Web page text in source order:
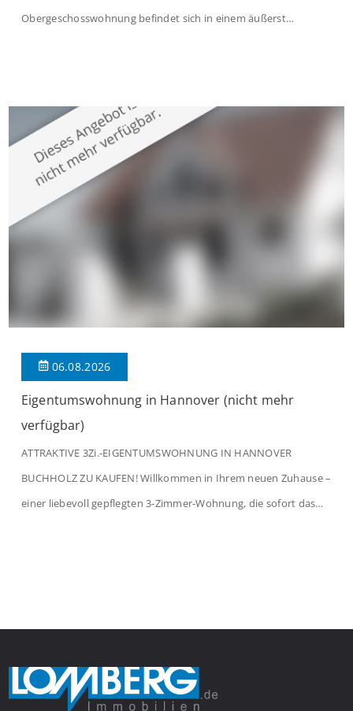
Obergeschosswohnung befindet sich in einem äußerst
großzügige Räume und eine hochwertige Ausstattung, die
modernen Wohnkomfort mit einem stilvollen Ambiente
verbindet. Der […]
06.08.2026
Eigentumswohnung in Hannover (nicht mehr
verfügbar)
ATTRAKTIVE 3Zi.-EIGENTUMSWOHNUNG IN HANNOVER
BUCHHOLZ ZU KAUFEN! Willkommen in Ihrem neuen Zuhause –
einer liebevoll gepflegten 3-Zimmer-Wohnung, die sofort das